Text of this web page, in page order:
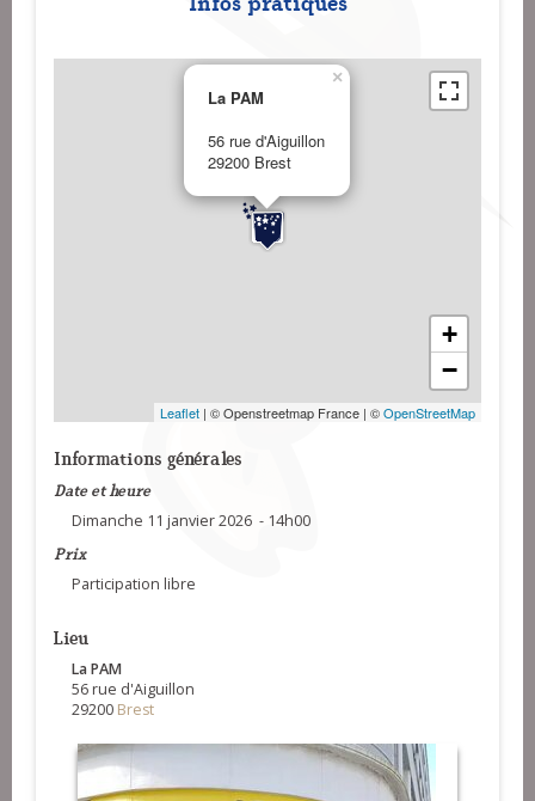
La PAM
56 rue d'Aiguillon
29200 Brest
×
+
−
Leaflet | © Openstreetmap France | ©OpenStreetMap
Informations générales
Date et heure
Dimanche 11 janvier 2026 - 14h00
Prix
Participation libre
Lieu
La PAM
56 rue d'Aiguillon
29200 Brest